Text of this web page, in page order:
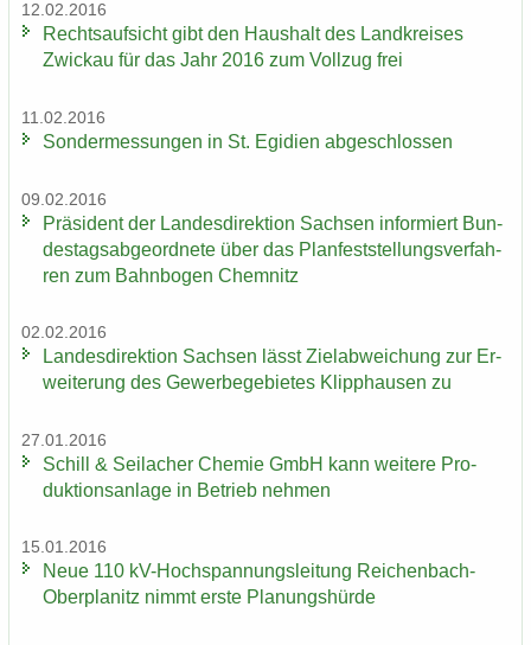
12.02.2016
Rechts­auf­sicht gibt den Haus­halt des Land­krei­ses
Zwi­ckau für das Jahr 2016 zum Voll­zug frei
11.02.2016
Son­der­mes­sun­gen in St. Egi­di­en ab­ge­schlos­sen
09.02.2016
Prä­si­dent der Lan­des­di­rek­ti­on Sach­sen in­for­miert Bun­
des­tags­ab­ge­ord­ne­te über das Plan­fest­stel­lungs­ver­fah­
ren zum Bahn­bo­gen Chem­nitz
02.02.2016
Lan­des­di­rek­ti­on Sach­sen lässt Ziel­ab­wei­chung zur Er­
wei­te­rung des Ge­wer­be­ge­bie­tes Klipp­hau­sen zu
27.01.2016
Schill & Seil­a­cher Che­mie GmbH kann wei­te­re Pro­
duk­ti­ons­an­la­ge in Be­trieb neh­men
15.01.2016
Neue 110 kV-​Hochspannungsleitung Reichenbach-​
Oberplanitz nimmt erste Pla­nungs­hür­de